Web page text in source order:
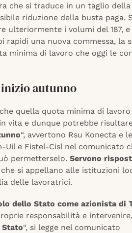
che si traduce in un taglio della
riduzione della busta paga.
ulteriormente i volumi del 187, e
rapidi una nuova commessa, la
minima di lavoro che oggi le
inizio autunno
quella quota minima di
vita e dunque potrebbe
“, avvertono Rsu Konecta e le
Uil e Fistel-Cisl nel comunicato
permetterselo. Servono
che si appellano alle istituzioni
delle lavoratrici.
dello Stato come azionista di
responsabilità e
Stato“, si legge nel comunicato